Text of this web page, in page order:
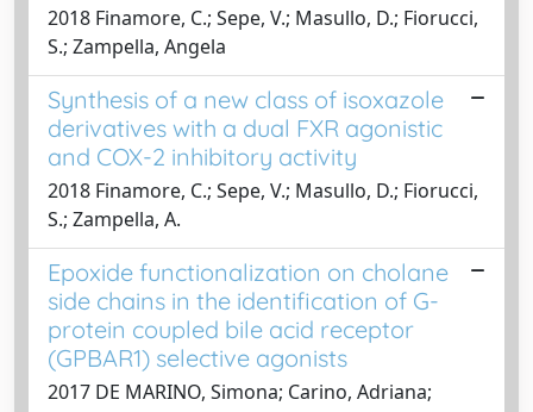
2018 Finamore, C.; Sepe, V.; Masullo, D.; Fiorucci,
S.; Zampella, Angela
Synthesis of a new class of isoxazole
derivatives with a dual FXR agonistic
and COX-2 inhibitory activity
2018 Finamore, C.; Sepe, V.; Masullo, D.; Fiorucci,
S.; Zampella, A.
Epoxide functionalization on cholane
side chains in the identification of G-
protein coupled bile acid receptor
(GPBAR1) selective agonists
2017 DE MARINO, Simona; Carino, Adriana;